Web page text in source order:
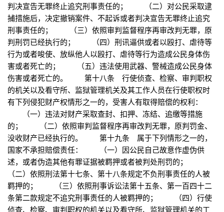
判决宣告无罪终止追究刑事责任的； （二）对公民采取逮
捕措施后，决定撤销案件、不起诉或者判决宣告无罪终止追究
刑事责任的； （三）依照审判监督程序再审改判无罪，原
判刑罚已经执行的； （四）刑讯逼供或者以殴打、虐待等
行为或者唆使、放纵他人以殴打、虐待等行为造成公民身体伤
害或者死亡的； （五）违法使用武器、警械造成公民身体
伤害或者死亡的。 第十八条 行使侦查、检察、审判职权
的机关以及看守所、监狱管理机关及其工作人员在行使职权时
有下列侵犯财产权情形之一的，受害人有取得赔偿的权利：
（一）违法对财产采取查封、扣押、冻结、追缴等措施
的； （二）依照审判监督程序再审改判无罪，原判罚金、
没收财产已经执行的。 第十九条 属于下列情形之一的，
国家不承担赔偿责任： （一）因公民自己故意作虚伪供
述，或者伪造其他有罪证据被羁押或者被判处刑罚的；
（二）依照刑法第十七条、第十八条规定不负刑事责任的人被
羁押的； （三）依照刑事诉讼法第十五条、第一百四十二
条第二款规定不追究刑事责任的人被羁押的； （四）行使
侦查、检察、审判职权的机关以及看守所、监狱管理机关的工